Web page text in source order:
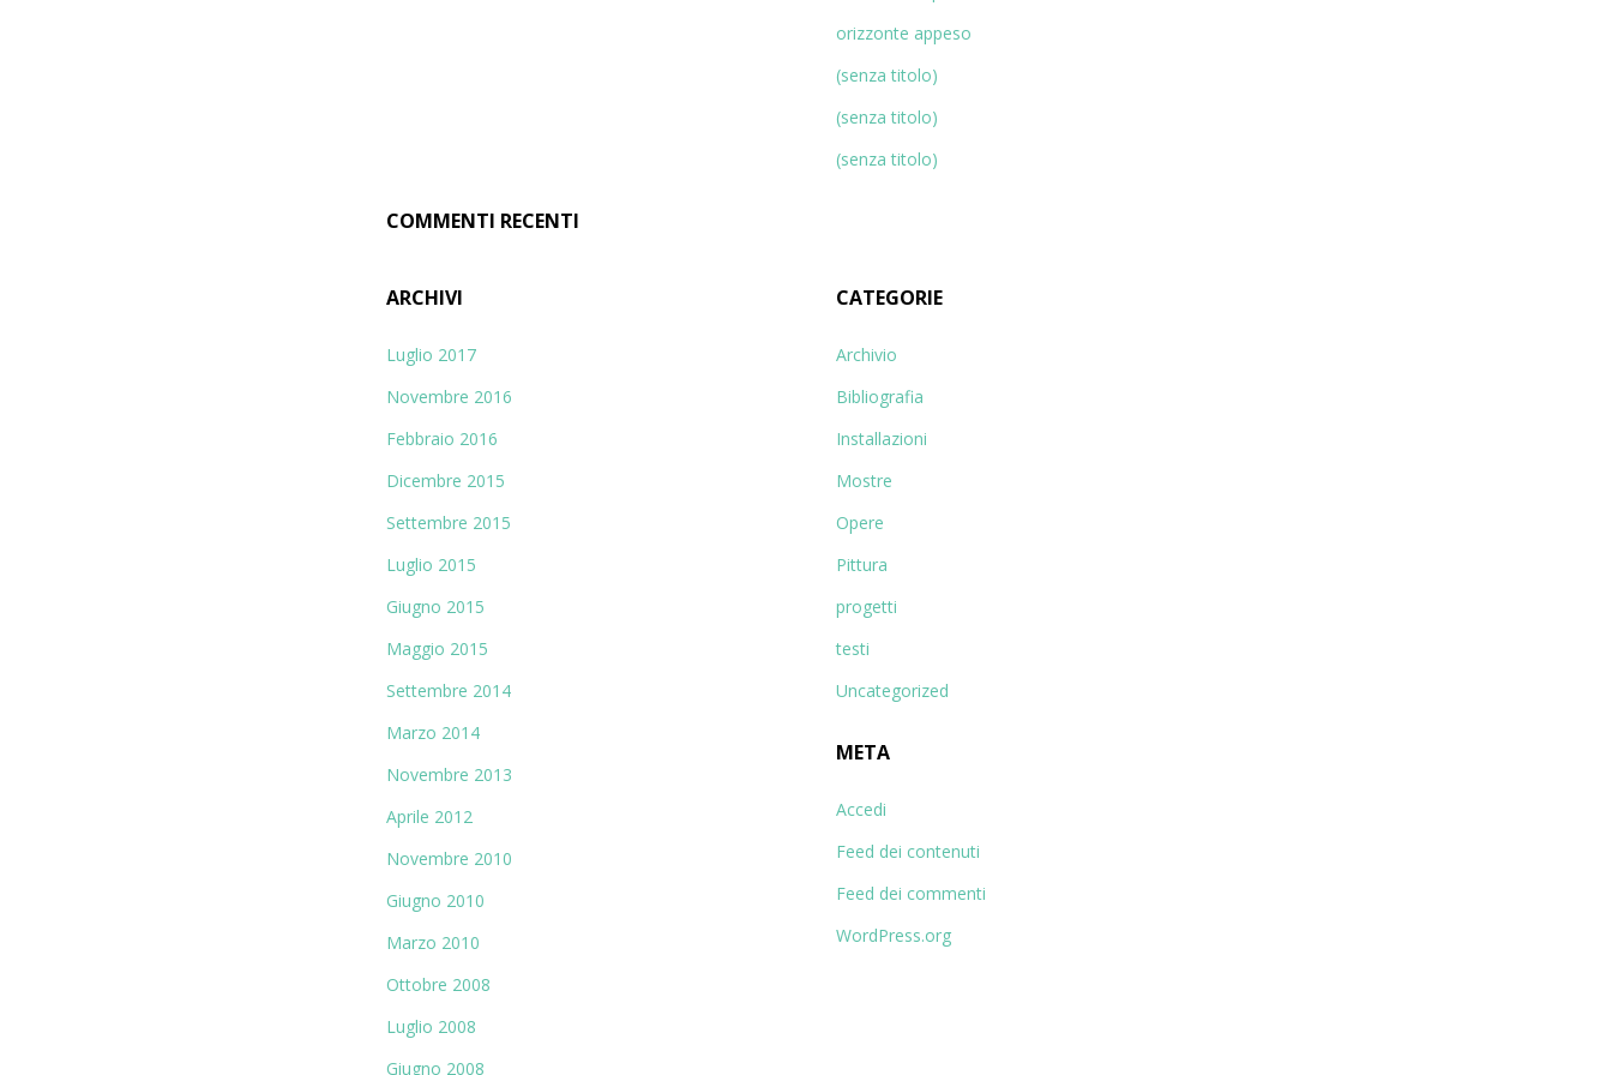
:
orizzonte appeso
(senza titolo)
(senza titolo)
(senza titolo)
COMMENTI RECENTI
ARCHIVI
Luglio 2017
Novembre 2016
Febbraio 2016
Dicembre 2015
Settembre 2015
Luglio 2015
Giugno 2015
Maggio 2015
Settembre 2014
Marzo 2014
Novembre 2013
Aprile 2012
Novembre 2010
Giugno 2010
Marzo 2010
Ottobre 2008
Luglio 2008
Giugno 2008
CATEGORIE
Archivio
Bibliografia
Installazioni
Mostre
Opere
Pittura
progetti
testi
Uncategorized
META
Accedi
Feed dei contenuti
Feed dei commenti
WordPress.org